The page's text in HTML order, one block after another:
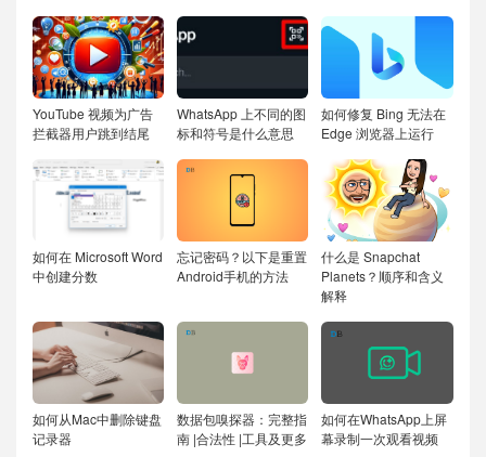
YouTube 视频为广告
拦截器用户跳到结尾
WhatsApp 上不同的图
标和符号是什么意思
如何修复 Bing 无法在
Edge 浏览器上运行
如何在 Microsoft Word
中创建分数
忘记密码？以下是重置
Android手机的方法
什么是 Snapchat
Planets？顺序和含义
解释
如何从Mac中删除键盘
记录器
数据包嗅探器：完整指
南 |合法性 |工具及更多
如何在WhatsApp上屏
幕录制一次观看视频